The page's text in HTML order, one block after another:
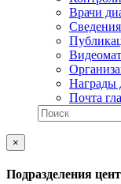
Врачи
Награды
Почта
×
Подразделения